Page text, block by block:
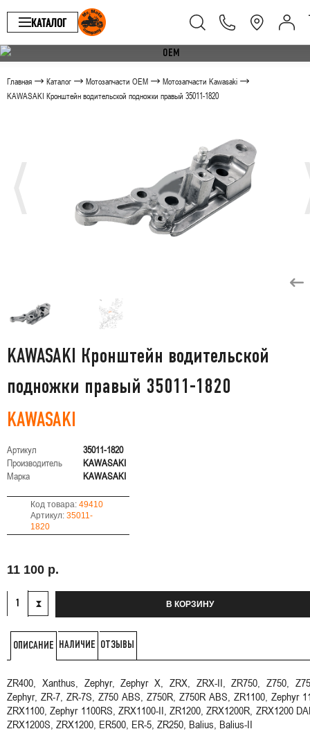
КАТАЛОГ
Главная Каталог Мотозапчасти OEM
Мотозапчасти Kawasaki
KAWASAKI Кронштейн водительской подножки правый 35011-1820
KAWASAKI Кронштейн водительской
подножки правый 35011-1820
KAWASAKI
Артикул
35011-1820
Производитель
KAWASAKI
Марка
KAWASAKI
Код товара: 49410
Артикул: 35011-
1820
11 100 р.
В КОРЗИНУ
ОПИСАНИЕ НАЛИЧИЕ ОТЗЫВЫ
ZR400, Xanthus, Zephyr, Zephyr X, ZRX, ZRX-II, ZR750, Z750,
Zephyr, ZR-7, ZR-7S, Z750 ABS, Z750R, Z750R ABS, ZR1100, Zephyr
ZRX1100, Zephyr 1100RS, ZRX1100-II, ZR1200, ZRX1200R, ZRX1200
ZRX1200S, ZRX1200, ER500, ER-5, ZR250, Balius, Balius-II